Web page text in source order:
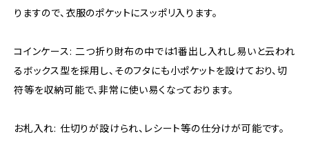
りますので、衣服のポケットにスッポリ入ります。
コインケース: 二つ折り財布の中では1番出し入れし易いと云われ
るボックス型を採用し、そのフタにも小ポケットを設けており、切
符等を収納可能で、非常に使い易くなっております。
お札入れ: 仕切りが設けられ、レシート等の仕分けが可能です。